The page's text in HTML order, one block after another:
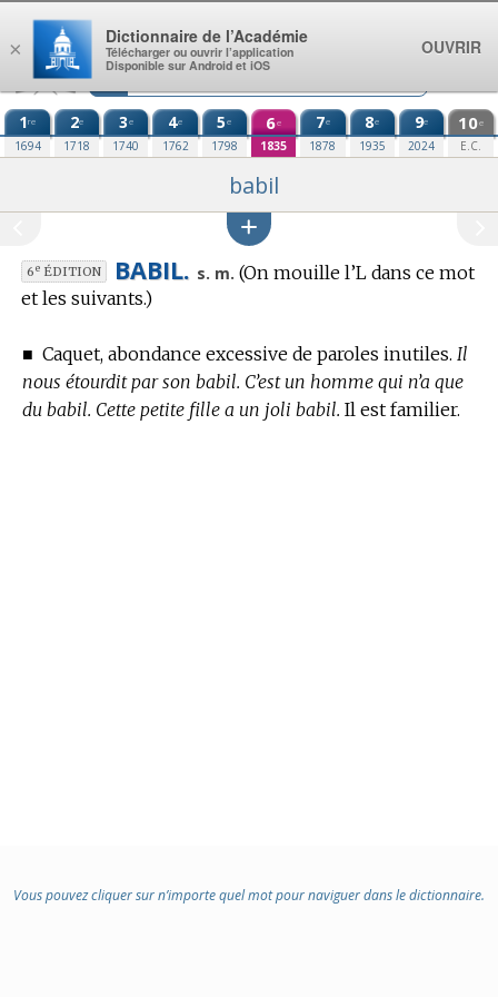
Aller au contenu
1re
1694
2e
1718
3e
1740
4e
1762
5e
1798
6e
1835
7e
1878
8e
1935
9e
2024
10e
E.C.
babil
6eÉDITION BABIL. s. m. (On mouille l’L dans ce mot
et les suivants.)
■ Caquet, abondance excessive de paroles inutiles. Il
nous étourdit par son babil. C’est un homme qui n’a que
du babil. Cette petite fille a un joli babil. Il est familier.
Vous pouvez cliquer sur n’importe quel mot pour naviguer dans le dictionnaire.
×
Dictionnaire de l’Académie
Télécharger ou ouvrir l’application
Disponible sur Android et iOS
OUVRIR